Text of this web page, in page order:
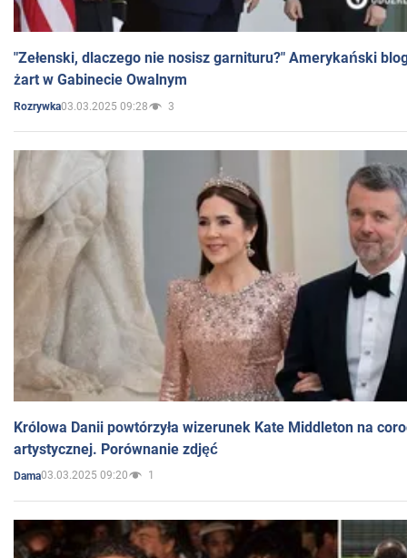
"Zełenski, dlaczego nie nosisz garnituru?" Amerykański
żart w Gabinecie Owalnym
Rozrywka03.03.2025 09:28 3
Królowa Danii powtórzyła wizerunek Kate Middleton na
artystycznej. Porównanie zdjęć
Dama03.03.2025 09:20 1